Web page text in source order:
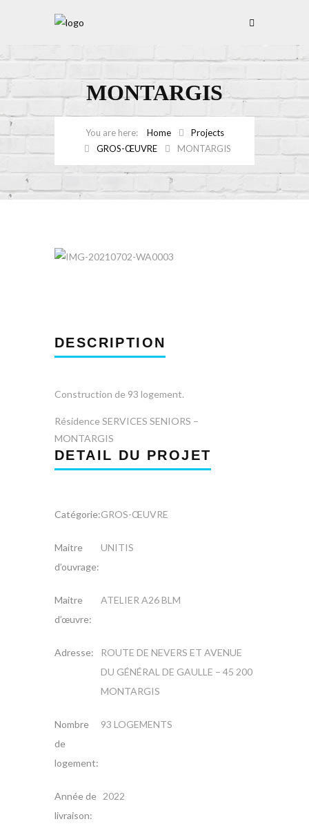
MONTARGIS
Home
Projects
GROS-ŒUVRE
MONTARGIS
DESCRIPTION
Construction de 93 logement.
Résidence SERVICES SENIORS –
MONTARGIS
DETAIL DU PROJET
Catégorie:GROS-ŒUVRE
Maitre
d’ouvrage:
UNITIS
Maitre
d’œuvre:
ATELIER A26 BLM
Adresse:
ROUTE DE NEVERS ET AVENUE
DU GÉNÉRAL DE GAULLE – 45 200
MONTARGIS
Nombre
de
logement:
93 LOGEMENTS
Année de
livraison:
2022